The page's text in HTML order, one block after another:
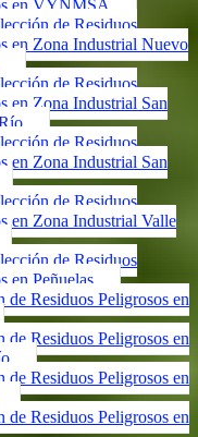
en VYNMSA
de Residuos
en Zona Industrial Nuevo
de Residuos
en Zona Industrial San
de Residuos
en Zona Industrial San
de Residuos
en Zona Industrial Valle
de Residuos
en Peñuelas
de Residuos Peligrosos en
de Residuos Peligrosos en
de Residuos Peligrosos en
de Residuos Peligrosos en